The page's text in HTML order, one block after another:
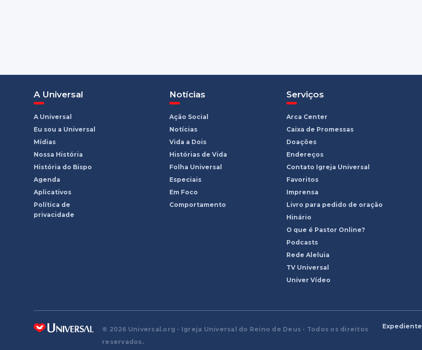
A Universal
A Universal
Eu sou a Universal
Mídias
Nossa História
História do Bispo
Agenda
Aplicativos
Política de
privacidade
Notícias
Ação Social
Notícias
Vida a Dois
Histórias de Vida
Folha Universal
Especiais
Em Foco
Comportamento
Serviços
Arca Center
Caixa de Promessas
Doações
Endereços
Contato Igreja Universal
Favoritos
Imprensa
Livro para pedido de oração
Hinário
O que é Pastor Online?
Podcasts
Rede Aleluia
TV Universal
Univer Vídeo
© 2026 Universal.org - Igreja Universal do Reino de Deus - Todos os direitos
reservados.
Expediente